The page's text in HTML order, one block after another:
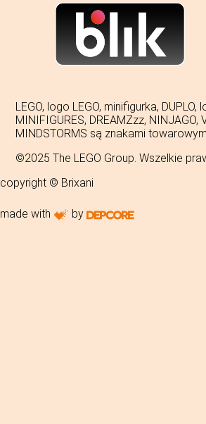
LEGO, logo LEGO, minifigurka, DUPLO,
MINIFIGURES, DREAMZzz, NINJAGO,
MINDSTORMS są znakami
©2025 The LEGO Group. Wszelkie
copyright © Brixani
made with by